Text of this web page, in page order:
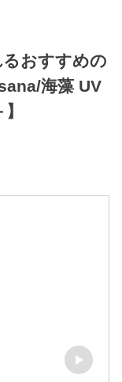
おすすめの
海藻 UV